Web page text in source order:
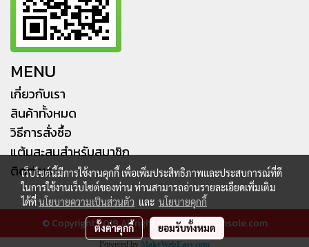
MENU
เกี่ยวกับเรา
สินค้าทั้งหมด
วิธีการสั่งซื้อ
แต้มสะสมสำหรับสมาชิก
ติดต่อเรา
© Copyright 2019 All right reserved. hkconsole.com
Powered by MakeWebEasy.com
เว็บไซต์นี้มีการใช้งานคุกกี้ เพื่อเพิ่มประสิทธิภาพและประสบการณ์ที่ดี
ในการใช้งานเว็บไซต์ของท่าน ท่านสามารถอ่านรายละเอียดเพิ่มเติม
ได้ที่นโยบายความเป็นส่วนตัว และ นโยบายคุกกี้
ตั้งค่าคุกกี้ ยอมรับทั้งหมด